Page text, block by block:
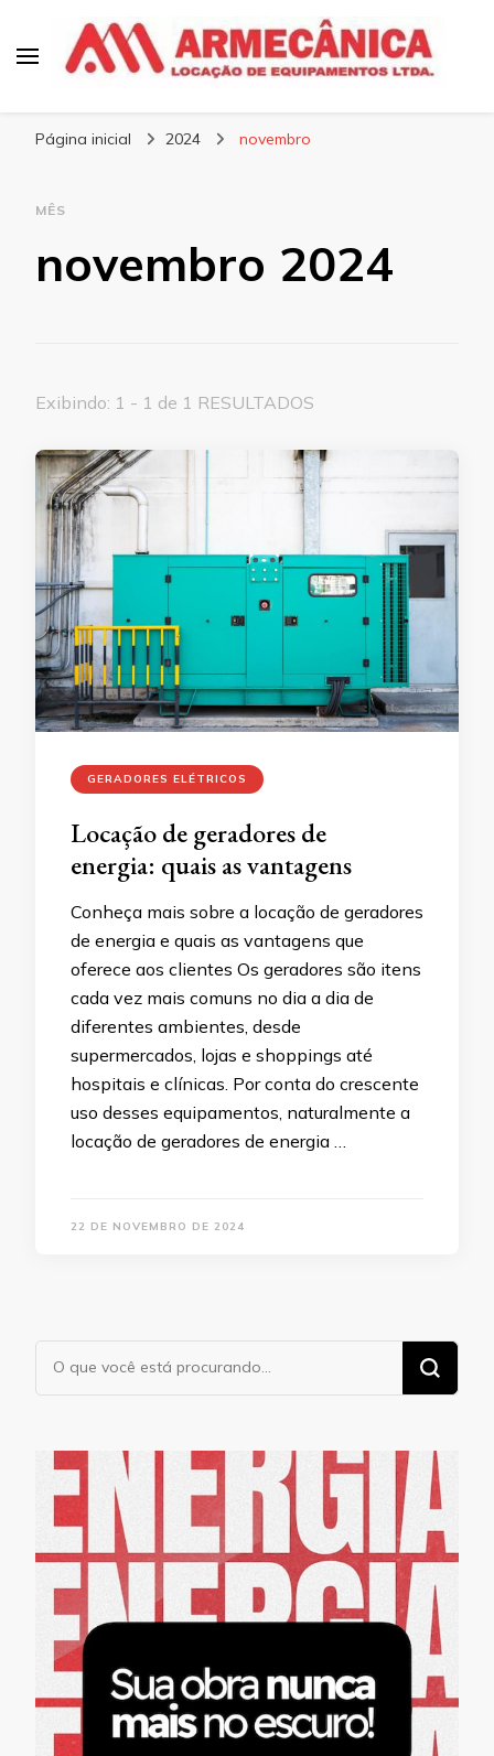
Página inicial 2024 novembro
MÊS
novembro 2024
Exibindo: 1 - 1 de 1 RESULTADOS
GERADORES ELÉTRICOS
Locação de geradores de
energia: quais as vantagens
Conheça mais sobre a locação de geradores
de energia e quais as vantagens que
oferece aos clientes Os geradores são itens
cada vez mais comuns no dia a dia de
diferentes ambientes, desde
supermercados, lojas e shoppings até
hospitais e clínicas. Por conta do crescente
uso desses equipamentos, naturalmente a
locação de geradores de energia …
22 DE NOVEMBRO DE 2024
Procurando
algo?